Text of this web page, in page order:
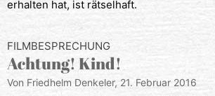
erhalten hat, ist rätselhaft.
FILMBESPRECHUNG
Achtung! Kind!
Von Friedhelm Denkeler, 21. Februar 2016